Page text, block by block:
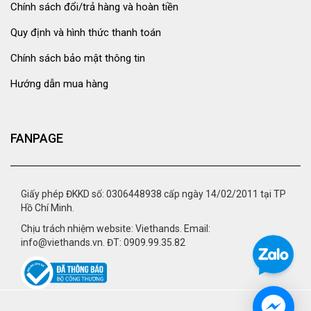
Chính sách đổi/trả hàng và hoàn tiền
Quy định và hình thức thanh toán
Chính sách bảo mật thông tin
Hướng dẫn mua hàng
FANPAGE
Giấy phép ĐKKD số: 0306448938 cấp ngày 14/02/2011 tại TP
Hồ Chí Minh.
Chịu trách nhiệm website: Viethands. Email:
info@viethands.vn. ĐT: 0909.99.35.82